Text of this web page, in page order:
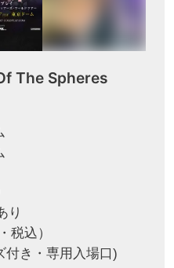
The Spheres
り
税込）
付き・専用入場口)